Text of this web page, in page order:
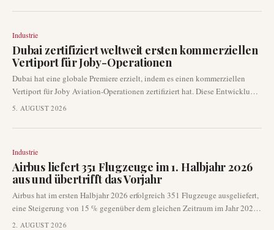
Forschung zur fortgeschrittenen Luftmobilität und die Entwicklung
Landung (VTOL) erheblich vorantreiben.
Industrie
Dubai zertifiziert weltweit ersten kommerziellen
Vertiport für Joby-Operationen
Dubai hat eine globale Premiere erzielt, indem es einen kommerziellen
Vertiport für Joby Aviation-Operationen zertifiziert hat. Diese Entwicklung
stellt einen entscheidenden Fortschritt für den Sektor der fortschrittlichen
in die zertifizierte Betriebsreife. Die Zertifizierung wird voraussichtlich die
5. AUGUST 2026
Industrie
Airbus liefert 351 Flugzeuge im 1. Halbjahr 2026
aus und übertrifft das Vorjahr
Airbus hat im ersten Halbjahr 2026 erfolgreich 351 Flugzeuge ausgeliefert,
eine Steigerung von 15 % gegenüber dem gleichen Zeitraum im Jahr 2025.
Diese robuste Leistung, zu der 89 Auslieferungen im Juni gehörten, deutet
2. AUGUST 2026